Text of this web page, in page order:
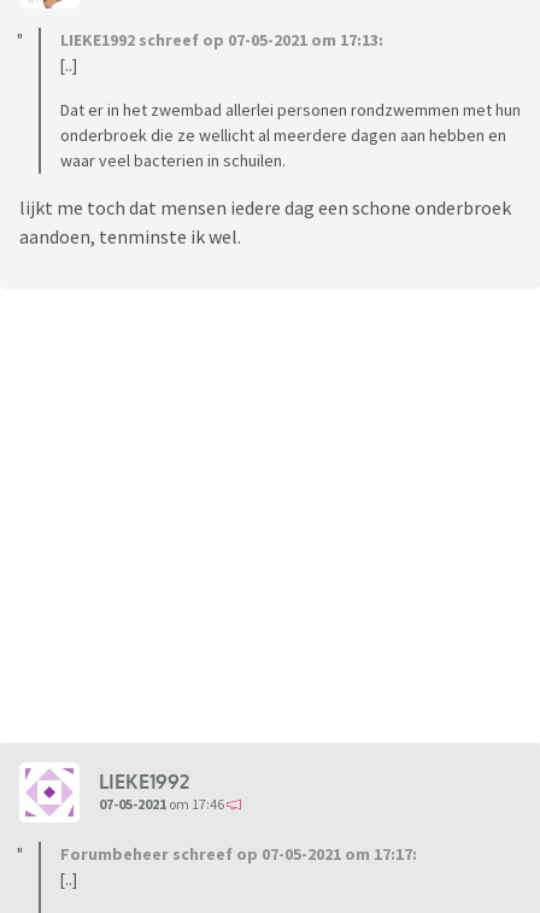
LIEKE1992 schreef op 07-05-2021 om 17:13:
[..]
Dat er in het zwembad allerlei personen rondzwemmen met hun
onderbroek die ze wellicht al meerdere dagen aan hebben en
waar veel bacterien in schuilen.
lijkt me toch dat mensen iedere dag een schone onderbroek
aandoen, tenminste ik wel.
LIEKE1992
07-05-2021 om 17:46
Forumbeheer schreef op 07-05-2021 om 17:17:
[..]